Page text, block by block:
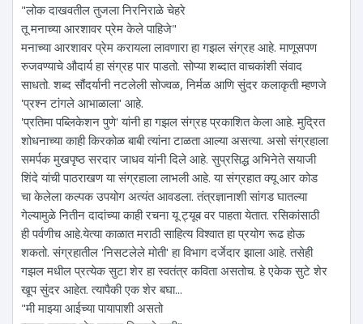
"लोक दाखवतील तुजला निरनिराळे चेहरे
तू मनाच्या आरशावर प्रेम केले पाहिजे"
मनाच्या आरशावर प्रेम करायला लावणारा हा गझल संग्रह आहे. माणूसपण
रुजवण्याचे औदार्य हा संग्रह पार पाडतो. सोप्या शब्दात वाचकांशी संवाद
साधतो. शब्द सौंदर्यानी नटलेली सोज्वळ, निर्मळ आणि सुंदर कलाकृती म्हणजे
'प्रश्न टांगले आभाळाला' आहे.
'प्रतिमा पब्लिकेशन पुणे' यांनी हा गझल संग्रह प्रकाशित केला आहे. मुद्रित
शोधनाच्या काही किरकोळ बाबी त्यांना टाळता आल्या असत्या. असो संग्रहाला
समर्पक मुखपृष्ठ सरदार जाधव यांनी दिले आहे. सुप्रसिद्ध अभिनेते सयाजी
शिंदे यांची पाठराखण या संग्रहाला लाभली आहे. या संग्रहात क्यू आर कोड
चा केलेला कल्पक उपयोग अत्यंत आवडला. तंत्रज्ञानाशी सांगड घातल्या
गेल्यामुळे नितीन दादांच्या काही रचना यू ट्यूब वर पाहता येतात. रसिकांसाठी
ही पर्वणीच आहे.येत्या काळात मराठी साहित्य विश्वात हा प्रयोग रूढ होऊ
शकतो. संग्रहातील 'निसटलेले मोती' हा विभाग दर्जेदार झाला आहे. तसेही
गझल मधील प्रत्येक सुटा शेर हा स्वतंत्र कविता असतोच. हे एकेक सुटे शेर
खूप सुंदर आहेत. त्यापैकी एक शेर बघा...
"मी माझ्या आईच्या पायापाशी असतो